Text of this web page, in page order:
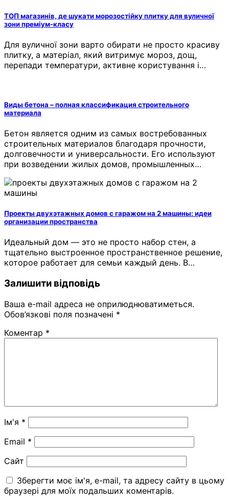
ТОП магазинів, де шукати морозостійку плитку для вуличної
зони преміум-класу
Для вуличної зони варто обирати не просто красиву
плитку, а матеріал, який витримує мороз, дощ,
перепади температури, активне користування і…
Виды бетона – полная классификация строительного
материала
Бетон является одним из самых востребованных
строительных материалов благодаря прочности,
долговечности и универсальности. Его используют
при возведении жилых домов, промышленных…
Проекты двухэтажных домов с гаражом на 2 машины: идеи
организации пространства
Идеальный дом — это не просто набор стен, а
тщательно выстроенное пространственное решение,
которое работает для семьи каждый день. В…
Залишити відповідь
Ваша e-mail адреса не оприлюднюватиметься.
Обов’язкові поля позначені *
Коментар *
Ім'я *
Email *
Сайт
Зберегти моє ім'я, e-mail, та адресу сайту в цьому
браузері для моїх подальших коментарів.